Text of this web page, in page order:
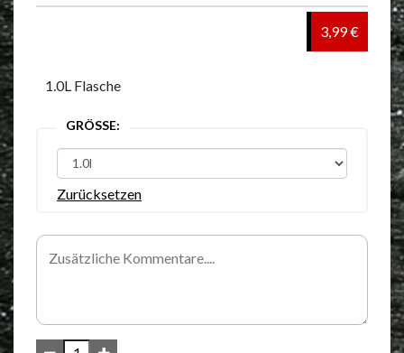
3,99 €
1.0L Flasche
GRÖSSE:
Zurücksetzen